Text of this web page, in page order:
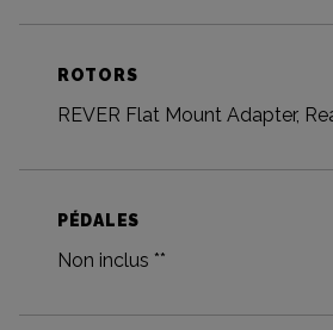
ROTORS
REVER Flat Mount Adapter,
PÉDALES
Non inclus **